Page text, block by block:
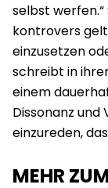
selbst werfen.“
kontrovers
einzusetzen
schreibt in
einem
Dissonanz
einzureden,
MEHR